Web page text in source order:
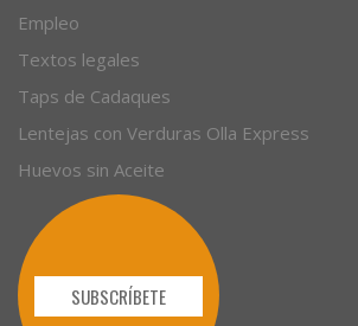
Empleo
Textos legales
Taps de Cadaques
Lentejas con Verduras Olla Express
Huevos sin Aceite
SUBSCRÍBETE